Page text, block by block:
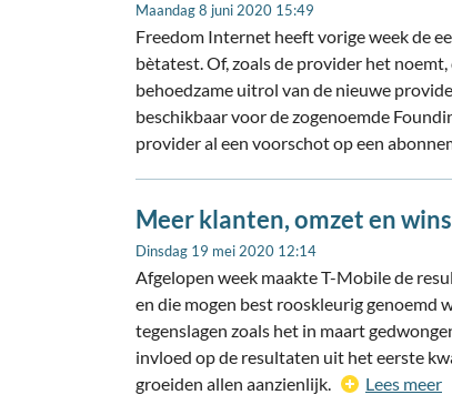
Maandag 8 juni 2020 15:49
Freedom Internet heeft vorige week de
bètatest. Of, zoals de provider het
behoedzame uitrol van de nieuwe
beschikbaar voor de zogenoemde
provider al een voorschot op een
Meer klanten, omzet en
Dinsdag 19 mei 2020 12:14
Afgelopen week maakte T-Mobile de
en die mogen best rooskleurig genoemd
tegenslagen zoals het in maart
invloed op de resultaten uit het eerste
groeiden allen aanzienlijk.
Lees meer